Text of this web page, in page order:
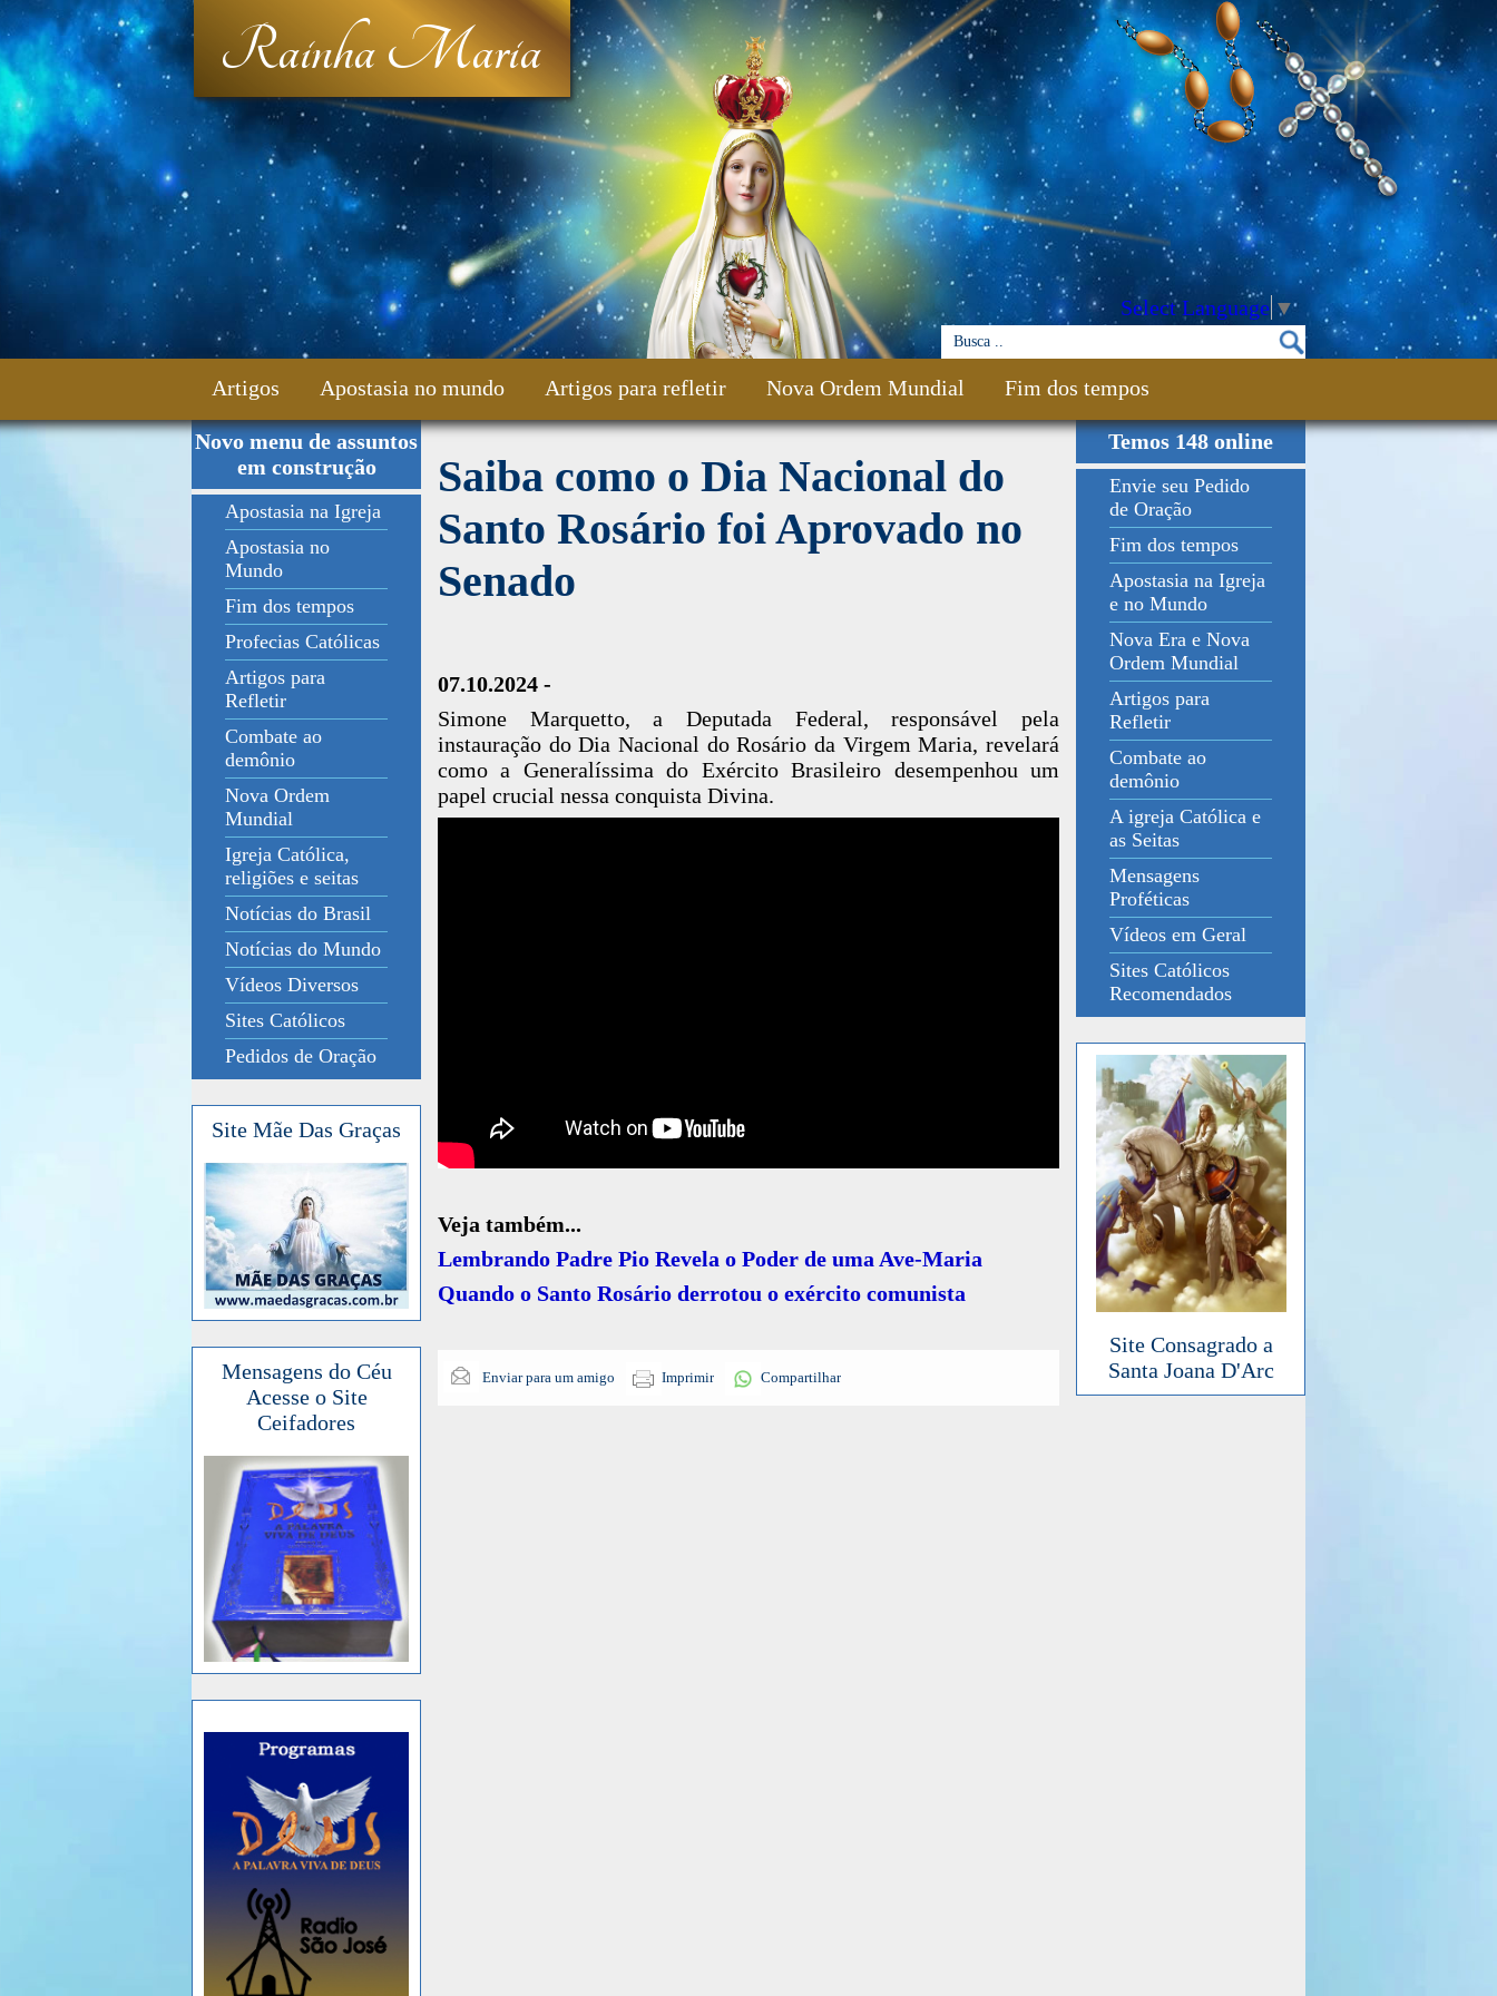
Rainha Maria
Select Language ▼
Artigos Apostasia no mundo Artigos para refletir Nova Ordem Mundial Fim dos tempos
Fale Conosco
Novo menu de assuntos
em construção
Apostasia na Igreja
Apostasia no
Mundo
Fim dos tempos
Profecias Católicas
Artigos para
Refletir
Combate ao
demônio
Nova Ordem
Mundial
Igreja Católica,
religiões e seitas
Notícias do Brasil
Notícias do Mundo
Vídeos Diversos
Sites Católicos
Pedidos de Oração
Site Mãe Das Graças
Mensagens do Céu
Acesse o Site
Ceifadores
Saiba como o Dia Nacional do
Santo Rosário foi Aprovado no
Senado
07.10.2024 -
Simone Marquetto, a Deputada Federal, responsável pela
instauração do Dia Nacional do Rosário da Virgem Maria, revelará
como a Generalíssima do Exército Brasileiro desempenhou um
papel crucial nessa conquista Divina.
Veja também...
Lembrando Padre Pio Revela o Poder de uma Ave-Maria
Quando o Santo Rosário derrotou o exército comunista
Enviar para um amigo Imprimir Compartilhar
Temos 148 online
Envie seu Pedido
de Oração
Fim dos tempos
Apostasia na Igreja
e no Mundo
Nova Era e Nova
Ordem Mundial
Artigos para
Refletir
Combate ao
demônio
A igreja Católica e
as Seitas
Mensagens
Proféticas
Vídeos em Geral
Sites Católicos
Recomendados
Site Consagrado a
Santa Joana D'Arc